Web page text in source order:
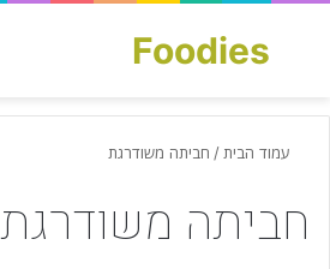
Foodies
חפש עבור
עמוד הבית / חביתה משודרגת
חביתה משודרגת